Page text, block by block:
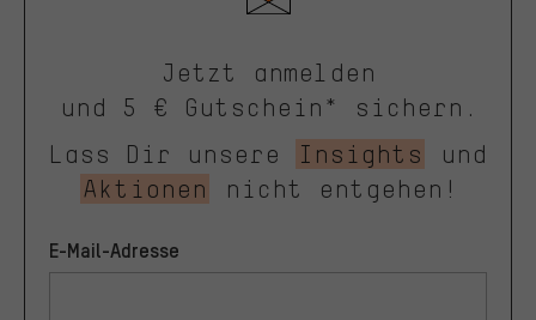
Jetzt anmelden
und 5 € Gutschein* sichern.
Lass Dir unsere
Insights
und
Aktionen
nicht entgehen!
E-Mail-Adresse